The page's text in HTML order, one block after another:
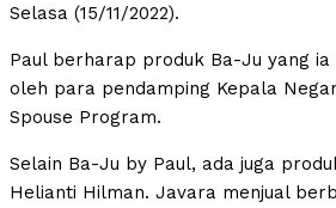
Selasa (15/11/2022).
Paul berharap produk Ba-Ju yang ia
oleh para pendamping Kepala
Spouse Program.
Selain Ba-Ju by Paul, ada juga
Helianti Hilman. Javara menjual